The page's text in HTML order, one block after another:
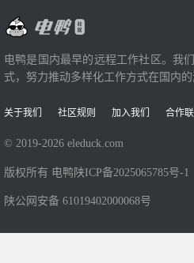
电鸭是国内最早的远程工作社区。我
式，努力推动多样化工作方式在国内的
关于我们 社区规则 加入我们 合作
© 2019-2026 eleduck.com
版权所有 电鸭 陕ICP备2025065785号-1
陕公网安备 61019402000068号